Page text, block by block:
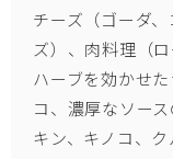
チーズ（ゴーダ
ズ）、肉料理（
ハーブを効かせ
コ、濃厚なソー
キン、キノコ、